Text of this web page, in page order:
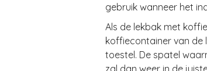
gebruik wanneer het
Als de lekbak met
koffiecontainer van de
toestel. De spatel